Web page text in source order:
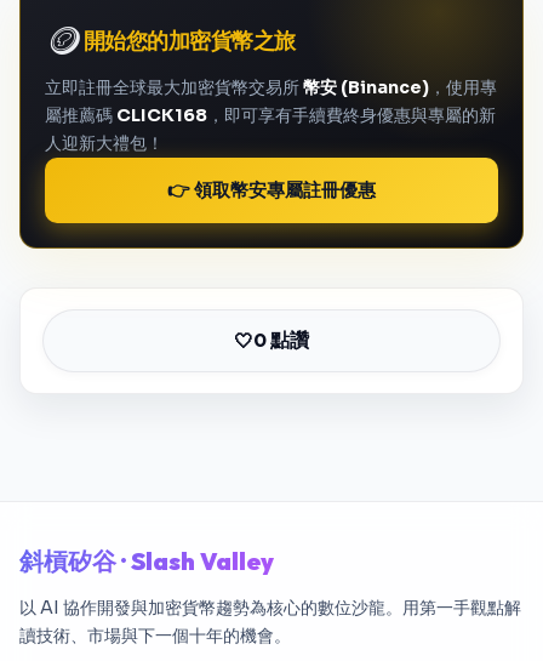
🪙開始您的加密貨幣之旅
立即註冊全球最大加密貨幣交易所幣安 (Binance) ，使用專
屬推薦碼 CLICK168 ，即可享有手續費終身優惠與專屬的新
人迎新大禮包！
👉 領取幣安專屬註冊優惠
🤍0 點讚
斜槓矽谷 · Slash Valley
以 AI 協作開發與加密貨幣趨勢為核心的數位沙龍。用第一手觀點解
讀技術、市場與下一個十年的機會。